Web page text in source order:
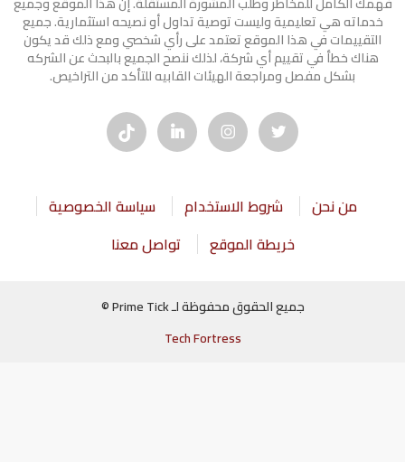
خدماته هي تعليمية وليست توصية تداول أو نصيحه استثمارية. جميع
التقييمات في هذا الموقع تعتمد على رأي شخصي ومع ذلك قد يكون
هناك خطأ في تقييم أي شركة، لذلك ننصح الجميع بالبحث عن الشركه
بشكل مفصل ومراجعة الهيئات القابيه للتأكد من التراخيص.
من نحن شروط الاستخدام
سياسة الخصوصية
خريطة الموقع
تواصل معنا
جميع الحقوق محفوظة لـ Prime Tick ©
Tech Fortress